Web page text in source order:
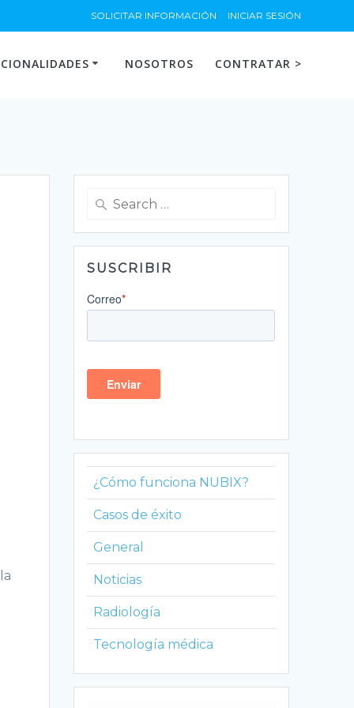
SOLICITAR INFORMACIÓN INICIAR SESIÓN
NOSOTROS CONTRATAR >
Search
SUSCRIBIR
¿Cómo funciona NUBIX?
Casos de éxito
General
Noticias
Radiología
Tecnología médica